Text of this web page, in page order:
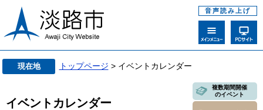
音声読み上げ
現在地 トップページ > イベントカレンダー
イベントカレンダー
複数期間開催
のイベント